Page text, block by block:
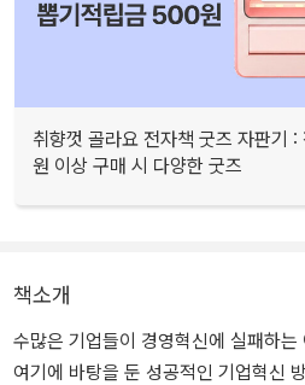
취향껏 골라요 전자책 굿즈 자판기 :
원 이상 구매 시 다양한 굿즈
책소개
수많은 기업들이 경영혁신에 실패하
여기에 바탕을 둔 성공적인 기업혁신